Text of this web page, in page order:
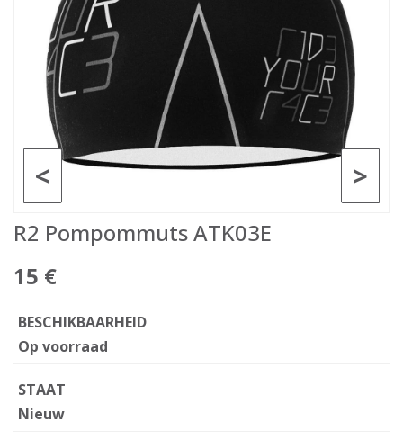
>
<
R2 Pompommuts ATK03E
15 €
BESCHIKBAARHEID
Op voorraad
STAAT
Nieuw